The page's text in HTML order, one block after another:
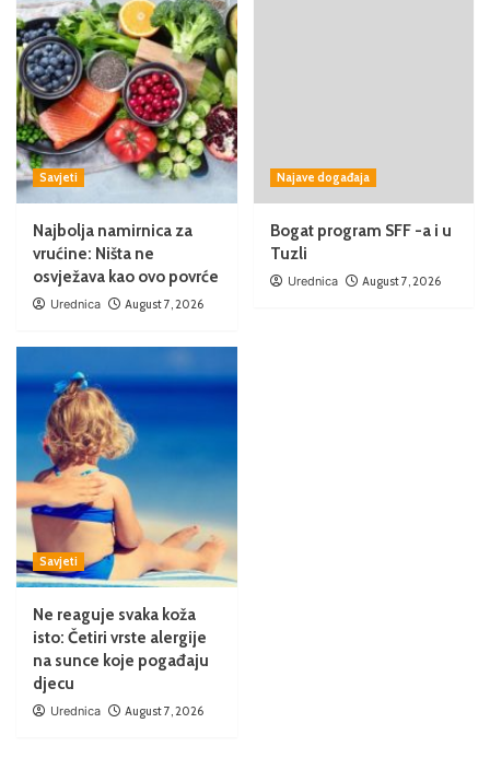
Savjeti
Najbolja namirnica za
vrućine: Ništa ne
osvježava kao ovo povrće
Urednica August 7, 2026
Najave događaja
Bogat program SFF -a i u
Tuzli
Urednica August 7, 2026
Savjeti
Ne reaguje svaka koža
isto: Četiri vrste alergije
na sunce koje pogađaju
djecu
Urednica August 7, 2026